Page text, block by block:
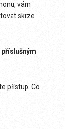
vám
skrze
přístup. Co